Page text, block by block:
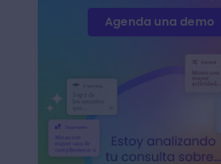
Agenda una demo